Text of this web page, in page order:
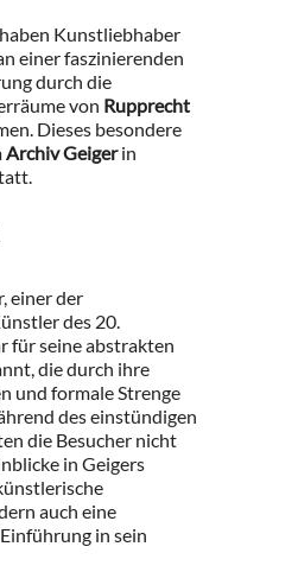
Kunstliebhaber
einer faszinierenden
durch die
von Rupprecht
Dieses besondere
Archiv Geigerin
einer der
des 20.
für seine abstrakten
die durch ihre
und formale Strenge
des einstündigen
die Besucher nicht
in Geigers
auch eine
in sein